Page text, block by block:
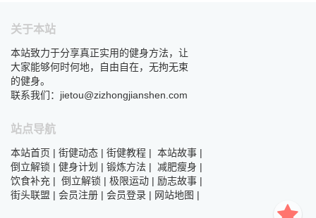
关于本站
本站致力于分享真正实用的健身方法，让
大家能够何时何地，自由自在，无拘无束
的健身。
联系我们：jietou@zizhongjianshen.com
站点导航
本站首页 | 街健动态 | 街健教程 | 本站故事 |
倒立解锁 | 健身计划 | 锻炼方法 | 减肥瘦身 |
饮食补充 | 倒立解锁 | 极限运动 | 励志故事 |
街头联盟 | 会员注册 | 会员登录 | 网站地图 |